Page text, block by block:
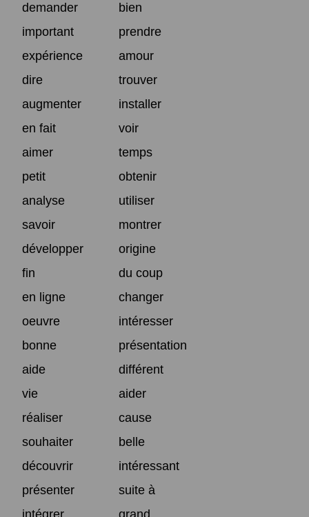
demander
bien
important
prendre
expérience
amour
dire
trouver
augmenter
installer
en fait
voir
aimer
temps
petit
obtenir
analyse
utiliser
savoir
montrer
développer
origine
fin
du coup
en ligne
changer
oeuvre
intéresser
bonne
présentation
aide
différent
vie
aider
réaliser
cause
souhaiter
belle
découvrir
intéressant
présenter
suite à